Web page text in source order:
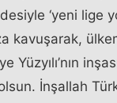
‘yeni
kavuşarak,
Yüzyılı’nın
İnşallah